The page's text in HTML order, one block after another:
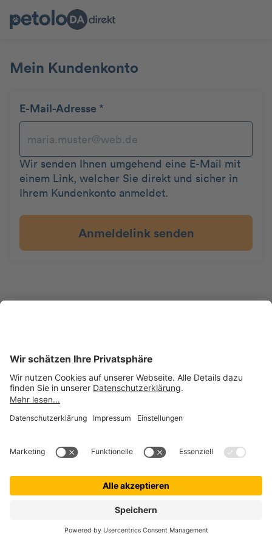
Mein Kundenkonto
E-Mail-Adresse *
Wir senden Ihnen umgehend eine E-Mail mit
einem Link, welcher Sie direkt und sicher in
Ihrem Kundenkonto anmeldet.
Anmeldelink senden
Impressum
Datenschutz
petolo ist eine Marke der © getolo GmbH